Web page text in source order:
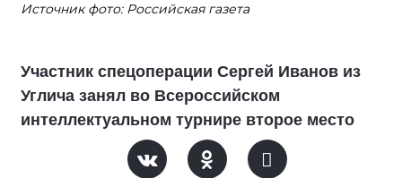
Источник фото: Российская газета
Участник спецоперации Сергей Иванов из
Углича занял во Всероссийском
интеллектуальном турнире второе место